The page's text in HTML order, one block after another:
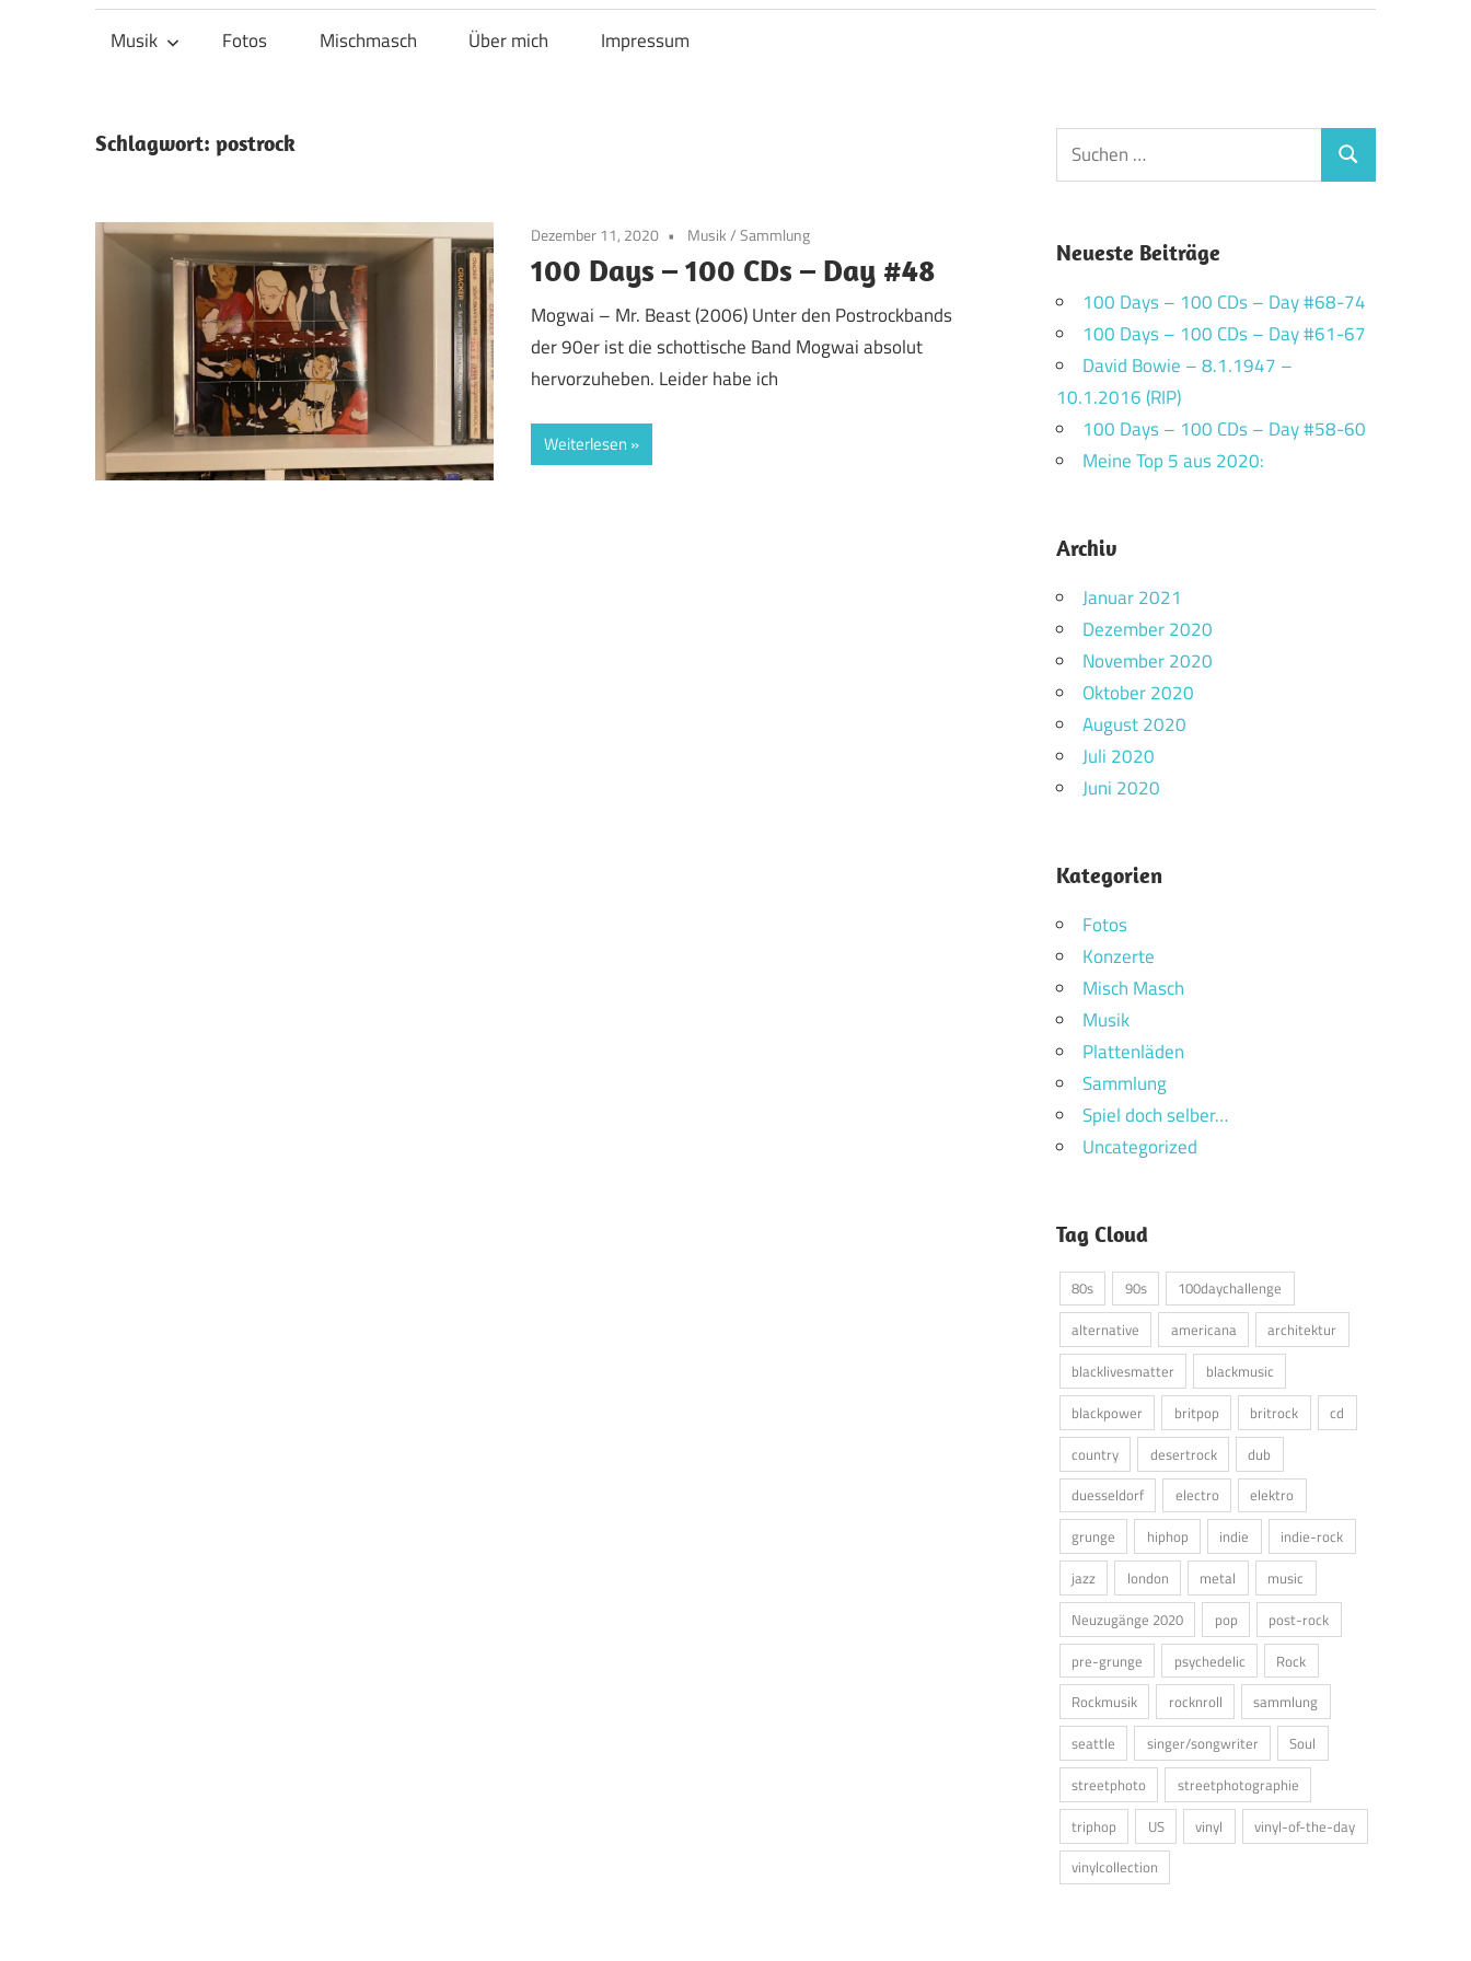
Musik Fotos Mischmasch Über mich Impressum
Schlagwort: postrock
Dezember 11, 2020 Musik/Sammlung
100 Days – 100 CDs – Day #48
Mogwai – Mr. Beast (2006) Unter den Postrockbands
der 90er ist die schottische Band Mogwai absolut
hervorzuheben. Leider habe ich
Weiterlesen
Suchen
nach:
Suchen
Neueste Beiträge
100 Days – 100 CDs – Day #68-74
100 Days – 100 CDs – Day #61-67
David Bowie – 8.1.1947 –
10.1.2016 (RIP)
100 Days – 100 CDs – Day #58-60
Meine Top 5 aus 2020:
Archiv
Januar 2021
Dezember 2020
November 2020
Oktober 2020
August 2020
Juli 2020
Juni 2020
Kategorien
Fotos
Konzerte
Misch Masch
Musik
Plattenläden
Sammlung
Spiel doch selber…
Uncategorized
Tag Cloud
80s 90s
100daychallenge
alternative
americana
architektur
blacklivesmatter
blackmusic
blackpower
britpop britrock
cd
country
desertrock
dub
duesseldorf
electro
elektro
grunge
hiphop indie
indie-rock
jazz
london metal
music
Neuzugänge 2020
pop
post-rock
pre-grunge
psychedelic
Rock
Rockmusik
rocknroll
sammlung
seattle
singer/songwriter
Soul
streetphoto
streetphotographie
triphop
US vinyl
vinyl-of-the-day
vinylcollection